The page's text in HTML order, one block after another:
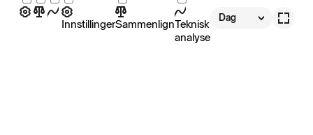
InnstillingerSammenlignTeknisk
analyse
Dag